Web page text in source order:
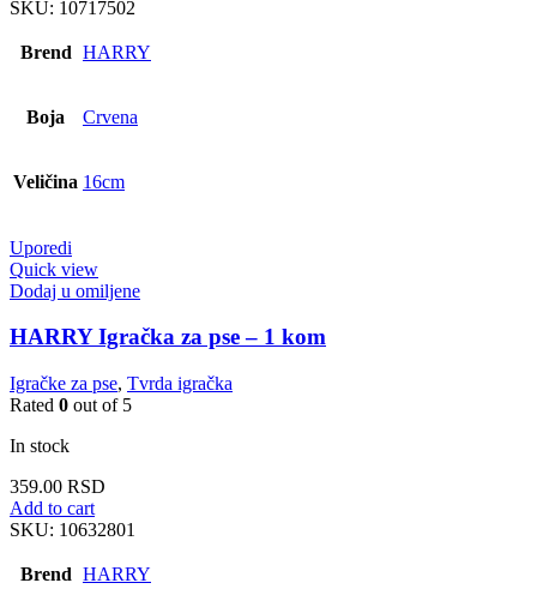
SKU: 10717502
Brend HARRY
Boja Crvena
Veličina 16cm
Uporedi
Quick view
Dodaj u omiljene
HARRY Igračka za pse – 1 kom
Igračke za pse, Tvrda igračka
Rated 0 out of 5
In stock
359.00 RSD
Add to cart
SKU: 10632801
Brend HARRY